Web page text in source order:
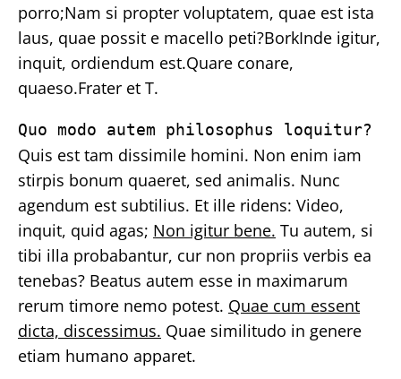
porro;Nam si propter voluptatem, quae est ista
laus, quae possit e macello peti?BorkInde igitur,
inquit, ordiendum est.Quare conare,
quaeso.Frater et T.
Quo modo autem philosophus loquitur?
Quis est tam dissimile homini. Non enim iam
stirpis bonum quaeret, sed animalis. Nunc
agendum est subtilius. Et ille ridens: Video,
inquit, quid agas; Non igitur bene. Tu autem, si
tibi illa probabantur, cur non propriis verbis ea
tenebas? Beatus autem esse in maximarum
rerum timore nemo potest. Quae cum essent
dicta, discessimus. Quae similitudo in genere
etiam humano apparet.